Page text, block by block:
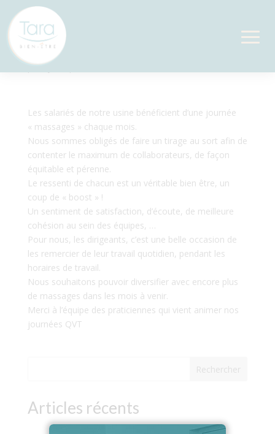
QVT
parSylvie
Les salariés de notre usine bénéficient d’une journée
« massages » chaque mois.
Nous sommes obligés de faire un tirage au sort afin de
contenter le maximum de collaborateurs, de façon
équitable et pérenne.
Le ressenti de chacun est un véritable bien être, un
coup de « boost » !
Un sentiment de satisfaction, d’écoute, de meilleure
cohésion au sein des équipes, …
Pour nous, les dirigeants, c’est une belle occasion de
les remercier de leur travail quotidien, pendant les
horaires de travail.
Nous souhaitons pouvoir diversifier avec encore plus
de massages dans les mois à venir.
Merci à l’équipe des praticiennes qui vient animer nos
journées QVT
Rechercher
Articles récents